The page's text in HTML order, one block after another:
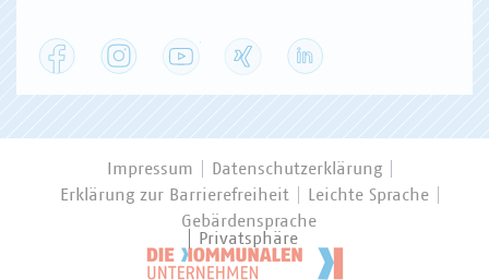
Facebook Instagram YouTube
Impressum
Datenschutzerklärung
Erklärung zur Barrierefreiheit
Leichte Sprache
Gebärdensprache
Privatsphäre